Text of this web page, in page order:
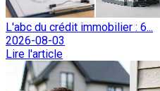
L'abc du crédit immobilier : 6...
2026-08-03
Lire l'article